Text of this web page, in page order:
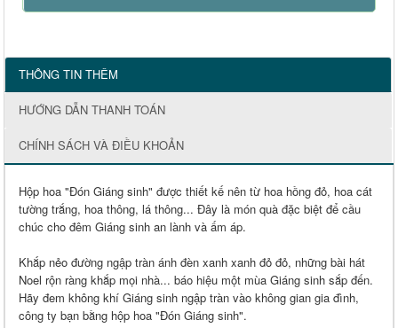
THÔNG TIN THÊM
HƯỚNG DẪN THANH TOÁN
CHÍNH SÁCH VÀ ĐIỀU KHOẢN
Hộp hoa "Đón Giáng sinh" được thiết kế nên từ hoa hồng đỏ, hoa cát
tường trắng, hoa thông, lá thông... Đây là món quà đặc biệt để cầu
chúc cho đêm Giáng sinh an lành và ấm áp.
Khắp nẻo đường ngập tràn ánh đèn xanh xanh đỏ đỏ, những bài hát
Noel rộn ràng khắp mọi nhà... báo hiệu một mùa Giáng sinh sắp đến.
Hãy đem không khí Giáng sinh ngập tràn vào không gian gia đình,
công ty bạn bằng hộp hoa "Đón Giáng sinh".